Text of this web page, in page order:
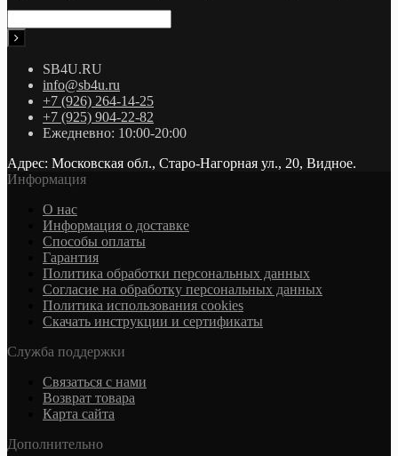
SB4U.RU
info@sb4u.ru
+7 (926) 264-14-25
+7 (925) 904-22-82
Ежедневно: 10:00-20:00
Адрес: Московская обл., Старо-Нагорная ул., 20, Видное.
Информация
О нас
Информация о доставке
Cпособы оплаты
Гарантия
Политика обработки персональных данных
Согласие на обработку персональных данных
Политика использования cookies
Скачать инструкции и сертификаты
Служба поддержки
Связаться с нами
Возврат товара
Карта сайта
Дополнительно